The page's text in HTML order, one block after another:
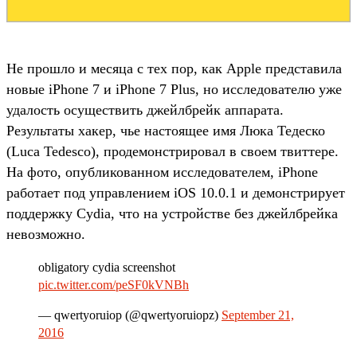
Не прошло и месяца с тех пор, как Apple представила
новые iPhone 7 и iPhone 7 Plus, но исследователю уже
удалость осуществить джейлбрейк аппарата.
Результаты хакер, чье настоящее имя Люка Тедеско
(Luca Tedesco), продемонстрировал в своем твиттере.
На фото, опубликованном исследователем, iPhone
работает под управлением iOS 10.0.1 и демонстрирует
поддержку Cydia, что на устройстве без джейлбрейка
невозможно.
obligatory cydia screenshot
pic.twitter.com/peSF0kVNBh
— qwertyoruiop (@qwertyoruiopz) September 21,
2016